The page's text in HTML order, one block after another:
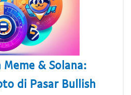
& Solana:
di Pasar Bullish